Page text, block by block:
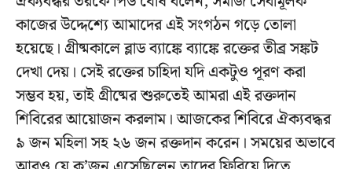
কাজের উদ্দেশ্যে আমাদের এই সংগঠন গড়ে তোলা
হয়েছে। গ্ৰীষ্মকালে ব্লাড ব্যাঙ্কে ব্যাঙ্কে রক্তের তীব্র সঙ্কট
দেখা দেয়। সেই রক্তের চাহিদা যদি একটুও পূরণ করা
সম্ভব হয়, তাই গ্ৰীষ্মের শুরুতেই আমরা এই রক্তদান
শিবিরের আয়োজন করলাম। আজকের শিবিরে ঐক্যবদ্ধর
৯ জন মহিলা সহ ২৬ জন রক্তদান করেন। সময়ের অভাবে